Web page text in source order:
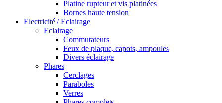
Platine rupteur et vis platinées
Bornes haute tension
Electricité / Eclairage
Eclairage
Commutateurs
Feux de plaque, capots, ampoules
Divers éclairage
Phares
Cerclages
Paraboles
Verres